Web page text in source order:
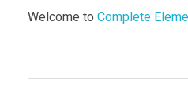
Welcome to Complete